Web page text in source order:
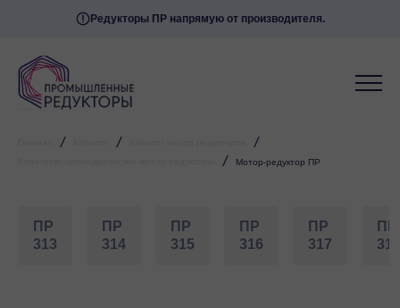
Редукторы ПР напрямую от производителя.
/ / /
/ Мотор-редуктор ПР
ПР
313
ПР
314
ПР
315
ПР
316
ПР
317
ПР
318